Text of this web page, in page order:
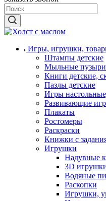
Игры, игрушки,
Штампы детские
Мыльные пузыри
Книги детские,
Пазлы детские
Игры
Развивающие
Плакаты
Ростомеры
Раскраски
Книжки с
Игрушки
Надувные
3D
Водяные
Раскопки
Игрушки,